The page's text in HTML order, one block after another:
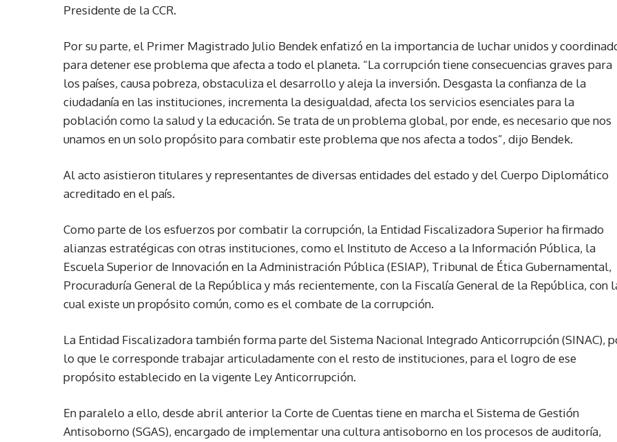
Presidente de la CCR.
Por su parte, el Primer Magistrado Julio Bendek enfatizó en la importancia de luchar unidos y
para detener ese problema que afecta a todo el planeta. “La corrupción tiene consecuencias graves para
los países, causa pobreza, obstaculiza el desarrollo y aleja la inversión. Desgasta la confianza de la
ciudadanía en las instituciones, incrementa la desigualdad, afecta los servicios esenciales para la
población como la salud y la educación. Se trata de un problema global, por ende, es necesario que nos
unamos en un solo propósito para combatir este problema que nos afecta a todos”, dijo Bendek.
Al acto asistieron titulares y representantes de diversas entidades del estado y del Cuerpo Diplomático
acreditado en el país.
Como parte de los esfuerzos por combatir la corrupción, la Entidad Fiscalizadora Superior ha firmado
alianzas estratégicas con otras instituciones, como el Instituto de Acceso a la Información Pública, la
Escuela Superior de Innovación en la Administración Pública (ESIAP), Tribunal de Ética Gubernamental,
Procuraduría General de la República y más recientemente, con la Fiscalía General de la República, con
cual existe un propósito común, como es el combate de la corrupción.
La Entidad Fiscalizadora también forma parte del Sistema Nacional Integrado Anticorrupción (SINAC),
lo que le corresponde trabajar articuladamente con el resto de instituciones, para el logro de ese
propósito establecido en la vigente Ley Anticorrupción.
En paralelo a ello, desde abril anterior la Corte de Cuentas tiene en marcha el Sistema de Gestión
Antisoborno (SGAS), encargado de implementar una cultura antisoborno en los procesos de auditoría,